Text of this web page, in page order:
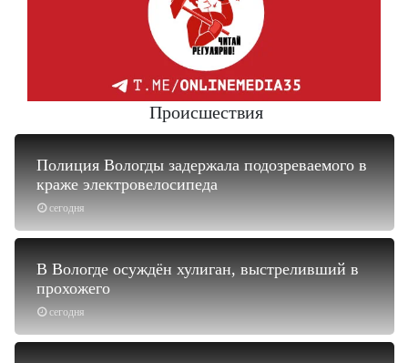
Происшествия
сегодня
Полиция Вологды задержала подозреваемого в
краже электровелосипеда
сегодня
В Вологде осуждён хулиган, выстреливший в
прохожего